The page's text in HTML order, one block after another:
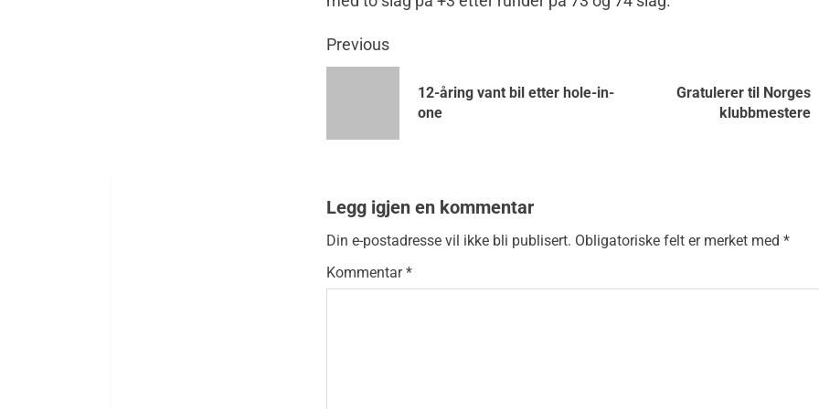
Previous
12-åring vant bil etter hole-in-
one
Gratulerer til Norges
klubbmestere
Legg igjen en kommentar
Din e-postadresse vil ikke bli publisert. Obligatoriske felt er merket med *
Kommentar*